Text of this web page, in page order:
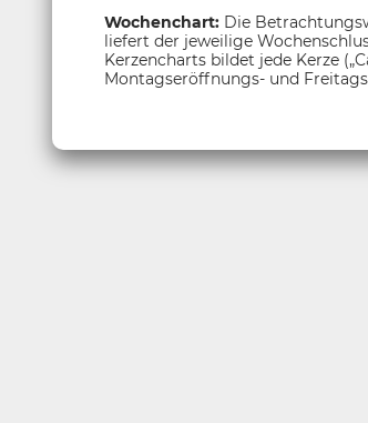
Wochenchart: Die
liefert der jeweilige
Kerzencharts bildet jede Kerze
Montagseröffnungs- und